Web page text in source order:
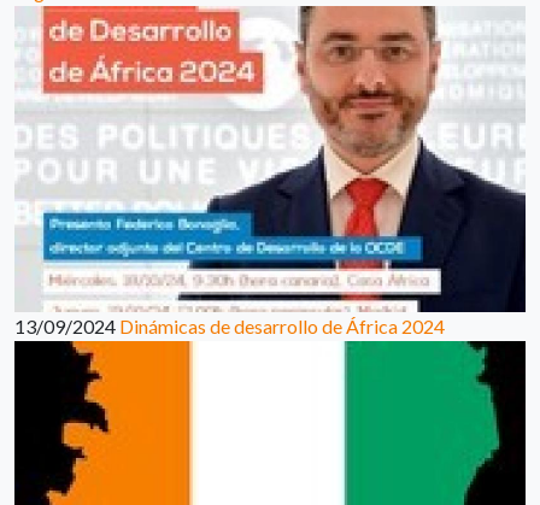
13/09/2024 Dinámicas de desarrollo de África 2024